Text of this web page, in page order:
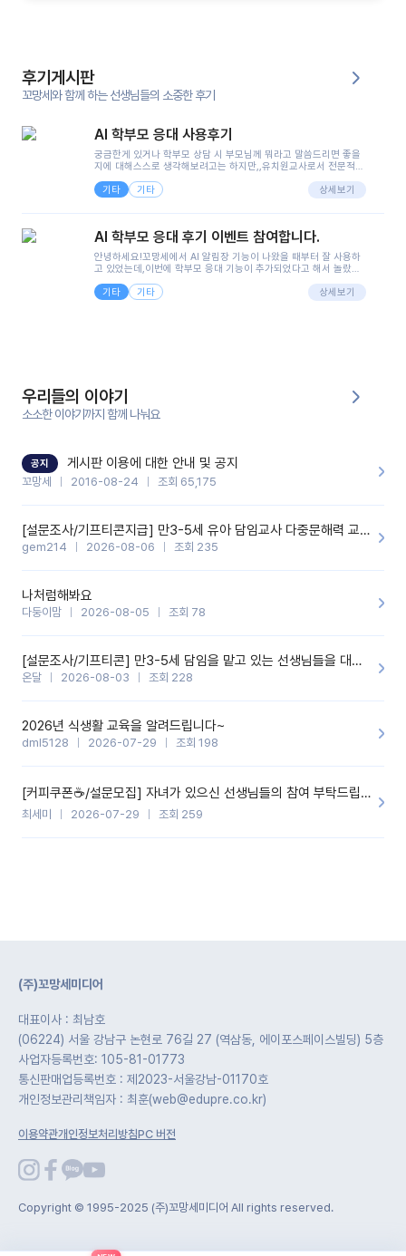
후기게시판
꼬망세와 함께 하는 선생님들의 소중한 후기
AI 학부모 응대 사용후기
궁금한게 있거나 학부모 상담 시 부모님께 뭐라고 말씀드리면 좋을
지에 대해스스로 생각해보려고는 하지만,,유치원교사로서 전문적인
려니 어려울때가...^^(저만 그런거 아니죠 ㅜㅜ)꼬망봇의 장점은 지
피티나 제미나이는 몇세이고 여자인지 남자인지 등그래도 좀 기본
정보를 제공하면서 물어봐야할 때가 있어그때마다 정보를 입력하는
으셔서 고민이 됐는데ai 학부모 응대를 써볼 수 있어서 좋았어요!앞
면..)그리고 제가 신입 때 이게 있었더라면 ㅜㅜㅜㅜ?응대 팁이 정말
좋은거 같아요지금은 그래도 아이들이 잘 이해 되지만초임 때는 정
말 어려워서 항상다른 선생님들께 도움을 요청했었거든요..ㅠ*일지
쓸 때도 좀 도움이 되는 거 같아요!
기타 기타 상세보기
AI 학부모 응대 후기 이벤트 참여합니다.
안녕하세요!꼬망세에서 AI 알림장 기능이 나왔을 때부터 잘 사용하
고 있었는데,이번에 학부모 응대 기능이 추가되었다고 해서 놀랐습
님 응대에 더 많은 부담을 느끼고 있습니다 ㅠㅠ이번에 제가 원에서
겪은 일과 학부모님께 전달드렸던 내용을 함께 보시고,저와 비슷한
을 많이 하는데,꼬망봇 덕분에 고민하는 시간을 줄이고 학부모님을
안심시킬 수 있었습니다.이 부분은 꼬망봇이 추가로 알려준 응대 tip
입니다.학부모님께 전화를 드리기 전에, 내용을 숙지하여 좀 더 전문
성 있는 교사가 되어 대화를 나눌 수 있었습니다.꼬망세 AI학부모 응
기능을 개발해 주셔서 감사합니다.
기타 기타 상세보기
우리들의 이야기
소소한 이야기까지 함께 나눠요
공지 게시판 이용에 대한 안내 및 공지
꼬망세 2016-08-24 조회 65,175
[설문조사/기프티콘지급] 만3-5세 유아 담임교사 다중문해력 교육 증진을 위한 설문조사
gem214 2026-08-06 조회 235
나처럼해봐요
다둥이맘 2026-08-05 조회 78
[설문조사/기프티콘] 만3-5세 담임을 맡고 있는 선생님들을 대상으로 설문조사를 합니다!
온달 2026-08-03 조회 228
2026년 식생활 교육을 알려드립니다~
dml5128 2026-07-29 조회 198
[커피쿠폰☕️/설문모집] 자녀가 있으신 선생님들의 참여 부탁드립니다!!
최세미 2026-07-29 조회 259
(주)꼬망세미디어
대표이사 : 최남호
(06224) 서울 강남구 논현로 76길 27 (역삼동, 에이포스페이스빌딩) 5층
사업자등록번호: 105-81-01773
통신판매업등록번호 : 제2023-서울강남-01170호
개인정보관리책임자 : 최훈(web@edupre.co.kr)
이용약관개인정보처리방침PC 버전
Copyright © 1995-2025 (주)꼬망세미디어 All rights reserved.